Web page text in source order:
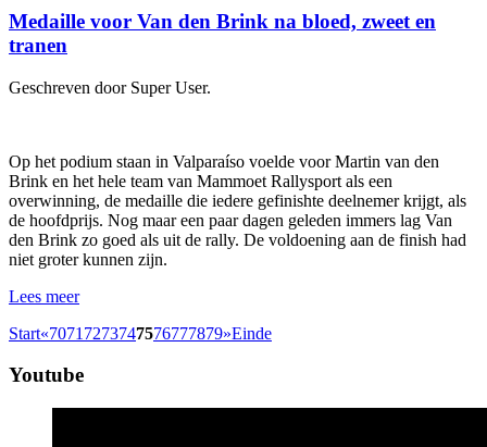
Medaille voor Van den Brink na bloed, zweet en
tranen
Geschreven door Super User.
Op het podium staan in Valparaíso voelde voor Martin van den
Brink en het hele team van Mammoet Rallysport als een
overwinning, de medaille die iedere gefinishte deelnemer krijgt, als
de hoofdprijs. Nog maar een paar dagen geleden immers lag Van
den Brink zo goed als uit de rally. De voldoening aan de finish had
niet groter kunnen zijn.
Lees meer
Start«7071 7273747576777879»Einde
Youtube